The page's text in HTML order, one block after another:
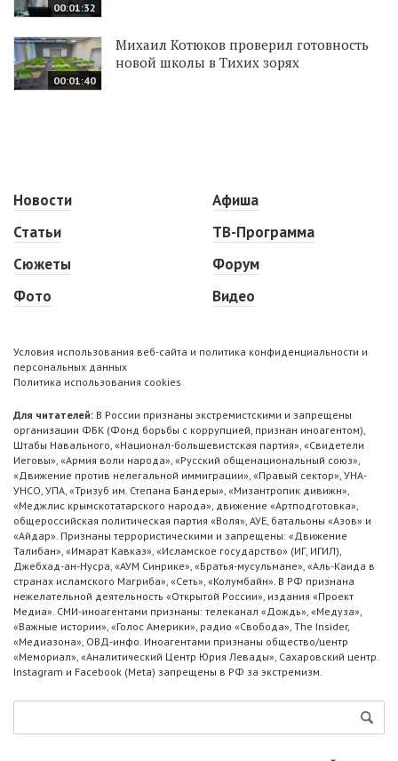
00:01:32
00:01:40
Михаил Котюков проверил готовность
новой школы в Тихих зорях
Новости
Статьи
Сюжеты
Фото
Афиша
ТВ-Программа
Форум
Видео
Условия использования веб-сайта и политика конфиденциальности и
персональных данных
Политика использования cookies
Для читателей: В России признаны экстремистскими и запрещены
организации ФБК (Фонд борьбы с коррупцией, признан иноагентом),
Штабы Навального, «Национал-большевистская партия», «Свидетели
Иеговы», «Армия воли народа», «Русский общенациональный союз»,
«Движение против нелегальной иммиграции», «Правый сектор», УНА-
УНСО, УПА, «Тризуб им. Степана Бандеры», «Мизантропик дивижн»,
«Меджлис крымскотатарского народа», движение «Артподготовка»,
общероссийская политическая партия «Воля», АУЕ, батальоны «Азов» и
«Айдар». Признаны террористическими и запрещены: «Движение
Талибан», «Имарат Кавказ», «Исламское государство» (ИГ, ИГИЛ),
Джебхад-ан-Нусра, «АУМ Синрике», «Братья-мусульмане», «Аль-Каида в
странах исламского Магриба», «Сеть», «Колумбайн». В РФ признана
нежелательной деятельность «Открытой России», издания «Проект
Медиа». СМИ-иноагентами признаны: телеканал «Дождь», «Медуза»,
«Важные истории», «Голос Америки», радио «Свобода», The Insider,
«Медиазона», ОВД-инфо. Иноагентами признаны общество/центр
«Мемориал», «Аналитический Центр Юрия Левады», Сахаровский центр.
Instagram и Facebook (Metа) запрещены в РФ за экстремизм.